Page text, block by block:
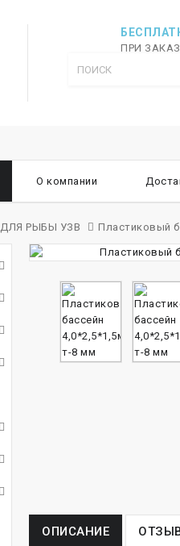
ПРИ
О компании
ДЛЯ РЫБЫ УЗВ Пластиковый
ОПИСАНИЕ